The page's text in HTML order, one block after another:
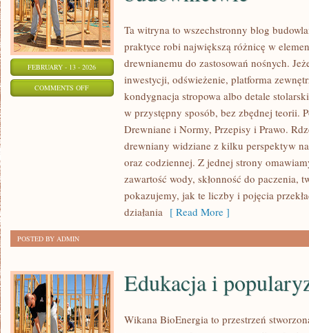
FEBRUARY - 13 - 2026
COMMENTS OFFON
BUDOWNICTWIE
Ta witryna to wszechstronny blog
praktyce robi największą różnicę w
drewnianemu do zastosowań nośnych.
inwestycji, odświeżenie, platforma
kondygnacja stropowa albo detale
w przystępny sposób, bez zbędnej teorii.
Drewniane i Normy, Przepisy i Prawo.
drewniany widziane z kilku perspektyw
oraz codziennej. Z jednej strony
zawartość wody, skłonność do paczenia,
pokazujemy, jak te liczby i pojęcia
działania [ Read More ]
POSTED BY ADMIN
Edukacja i
Wikana BioEnergia to przestrzeń